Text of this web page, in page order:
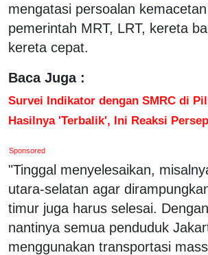
mengatasi persoalan
pemerintah MRT, LRT, kereta
kereta cepat.
Baca Juga :
Survei Indikator dengan SMRC di
Hasilnya 'Terbalik', Ini Reaksi
Sponsored
"Tinggal menyelesaikan,
utara-selatan agar
timur juga harus selesai.
nantinya semua penduduk
menggunakan transportasi